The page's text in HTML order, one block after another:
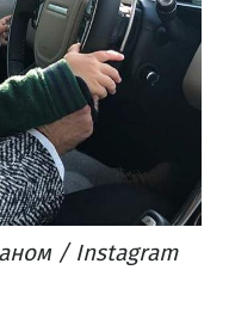
/ Instagram